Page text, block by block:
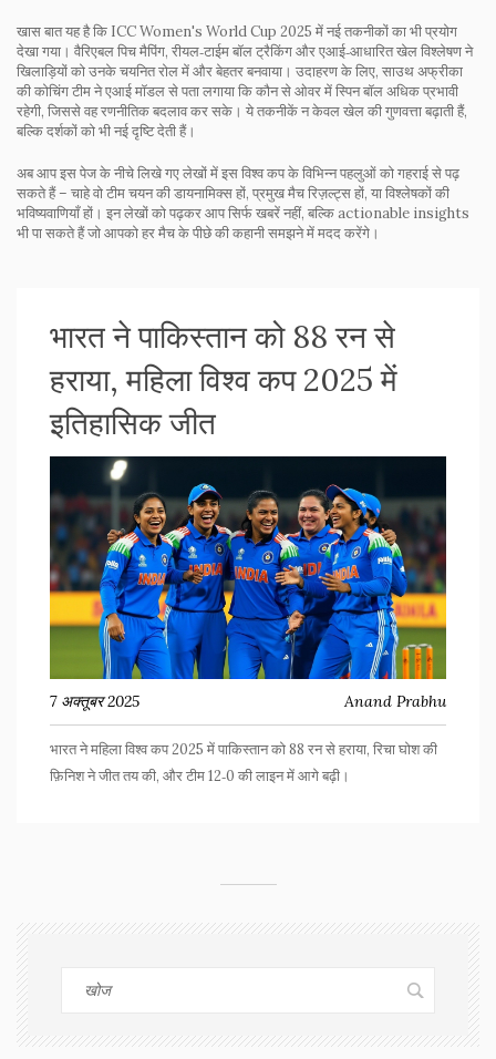
खास बात यह है कि ICC Women's World Cup 2025 में नई तकनीकों का भी प्रयोग
देखा गया। वैरिएबल पिच मैपिंग, रीयल‑टाईम बॉल ट्रैकिंग और एआई‑आधारित खेल विश्लेषण ने
खिलाड़ियों को उनके चयनित रोल में और बेहतर बनवाया। उदाहरण के लिए, साउथ अफ्रीका
की कोचिंग टीम ने एआई मॉडल से पता लगाया कि कौन से ओवर में स्पिन बॉल अधिक प्रभावी
रहेगी, जिससे वह रणनीतिक बदलाव कर सके। ये तकनीकें न केवल खेल की गुणवत्ता बढ़ाती हैं,
बल्कि दर्शकों को भी नई दृष्टि देती हैं।
अब आप इस पेज के नीचे लिखे गए लेखों में इस विश्व कप के विभिन्न पहलुओं को गहराई से पढ़
सकते हैं – चाहे वो टीम चयन की डायनामिक्स हों, प्रमुख मैच रिज़ल्ट्स हों, या विश्लेषकों की
भविष्यवाणियाँ हों। इन लेखों को पढ़कर आप सिर्फ खबरें नहीं, बल्कि actionable insights
भी पा सकते हैं जो आपको हर मैच के पीछे की कहानी समझने में मदद करेंगे।
भारत ने पाकिस्तान को 88 रन से
हराया, महिला विश्व कप 2025 में
इतिहासिक जीत
7 अक्तूबर 2025 Anand Prabhu
भारत ने महिला विश्व कप 2025 में पाकिस्तान को 88 रन से हराया, रिचा घोश की
फ़िनिश ने जीत तय की, और टीम 12‑0 की लाइन में आगे बढ़ी।